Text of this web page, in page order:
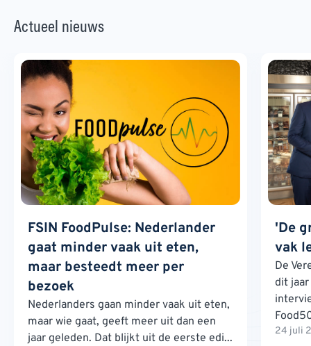
Actueel nieuws
FSIN FoodPulse: Nederlander
gaat minder vaak uit eten,
maar besteedt meer per
bezoek
Nederlanders gaan minder vaak uit eten,
maar wie gaat, geeft meer uit dan een
jaar geleden. Dat blijkt uit de eerste edi...
'De
vak
De
dit
24 juli